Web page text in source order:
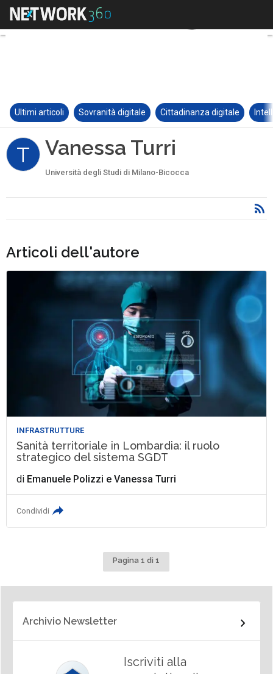
Ultimi articoli Sovranità digitale Cittadinanza digitale
T Vanessa Turri
Università degli Studi di Milano-Bicocca
Articoli dell'autore
INFRASTRUTTURE
Sanità territoriale in Lombardia: il ruolo
strategico del sistema SGDT
di Emanuele Polizzi eVanessa Turri
Condividi
Pagina 1 di 1
Archivio Newsletter
Iscriviti alla